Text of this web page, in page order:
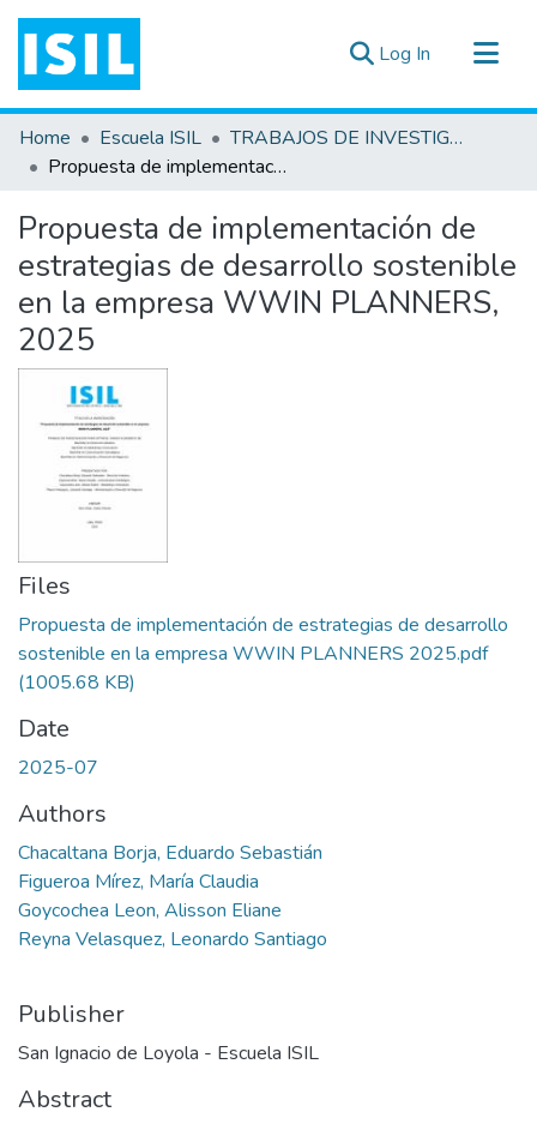
Log In (current)
All of DSpace
Statistics
Documentos ▾
Home Escuela ISIL
TRABAJOS DE INVESTIGACIÓN
Propuesta de implementación de estrategias de desarrollo sostenible en la empresa WWIN PLANNERS, 2025
Propuesta de implementación de
estrategias de desarrollo sostenible
en la empresa WWIN PLANNERS,
2025
Files
Propuesta de implementación de estrategias de desarrollo
sostenible en la empresa WWIN PLANNERS 2025.pdf
(1005.68 KB)
Date
2025-07
Authors
Chacaltana Borja, Eduardo Sebastián
Figueroa Mírez, María Claudia
Goycochea Leon, Alisson Eliane
Reyna Velasquez, Leonardo Santiago
Publisher
San Ignacio de Loyola - Escuela ISIL
Abstract